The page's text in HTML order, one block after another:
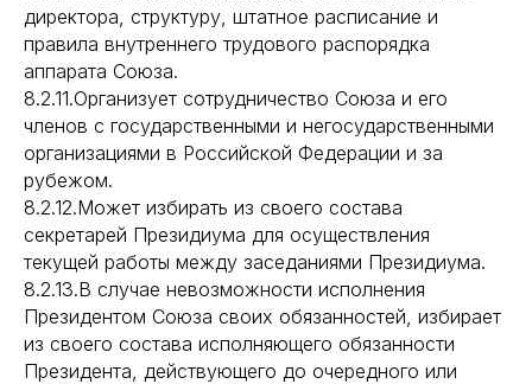
директора, структуру, штатное расписание и
правила внутреннего трудового распорядка
аппарата Союза.
8.2.11.Организует сотрудничество Союза и его
членов с государственными и негосударственными
организациями в Российской Федерации и за
рубежом.
8.2.12.Может избирать из своего состава
секретарей Президиума для осуществления
текущей работы между заседаниями Президиума.
8.2.13.В случае невозможности исполнения
Президентом Союза своих обязанностей, избирает
из своего состава исполняющего обязанности
Президента, действующего до очередного или